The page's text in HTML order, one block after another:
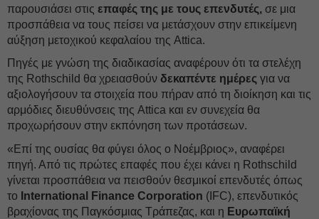
παρουσιάσει στις επαφές της με τους επενδυτές, σε μια
προσπάθεια να τους πείσει να μετάσχουν στην επικείμενη
αύξηση μετοχικού κεφαλαίου της Attica.
Πηγές με γνώση της διαδικασίας αναφέρουν ότι τα στελέχη
της Rothschild θα χρειασθούν δεκαπέντε ημέρες για να
αξιολογήσουν τα στοιχεία που πήραν από τη διοίκηση και τις
αρμόδιες διευθύνσεις της Attica και εν συνεχεία θα
προχωρήσουν στην εκπόνηση των προτάσεων.
«Επί της ουσίας θα φύγει όλος ο Νοέμβριος», αναφέρει
πηγή. Από τις πρώτες επαφές που έχει κάνει η Rothschild
γίνεται προσπάθεια να πεισθούν θεσμικοί επενδυτές όπως
το International Finance Corporation (IFC), επενδυτικός
βραχίονας της Παγκόσμιας Τράπεζας, και η Ευρωπαϊκή